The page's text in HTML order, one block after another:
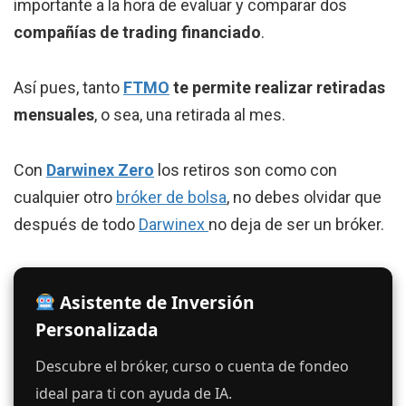
importante a la hora de evaluar y comparar dos
compañías de trading financiado.
Así pues, tanto FTMO te permite realizar retiradas
mensuales, o sea, una retirada al mes.
Con Darwinex Zero los retiros son como con
cualquier otro bróker de bolsa, no debes olvidar que
después de todo Darwinex no deja de ser un bróker.
Asistente de Inversión
Personalizada
Descubre el bróker, curso o cuenta de fondeo
ideal para ti con ayuda de IA.